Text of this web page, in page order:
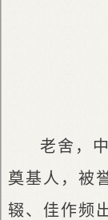
老舍，
奠基人，被
辍、佳作频